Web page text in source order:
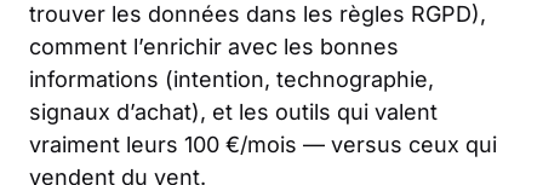
trouver les données dans les règles RGPD),
comment l’enrichir avec les bonnes
informations (intention, technographie,
signaux d’achat), et les outils qui valent
vraiment leurs 100 €/mois — versus ceux qui
vendent du vent.